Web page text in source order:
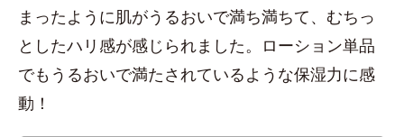
まったように肌がうるおいで満ち満ちて、むちっ
としたハリ感が感じられました。ローション単品
でもうるおいで満たされているような保湿力に感
動！